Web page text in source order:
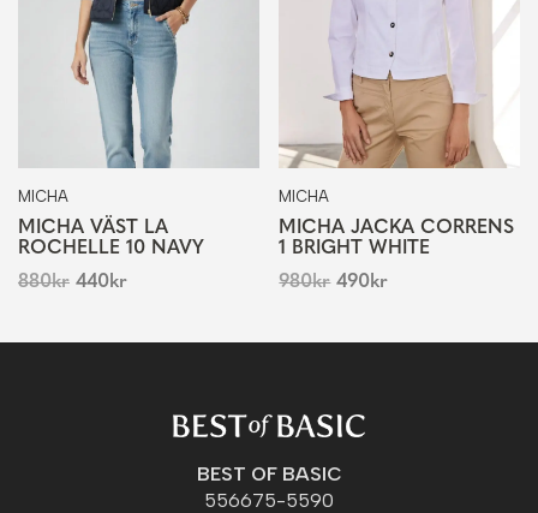
MICHA
MICHA VÄST LA
ROCHELLE 10 NAVY
880kr 440kr
MICHA
MICHA JACKA CORRENS
1 BRIGHT WHITE
980kr 490kr
BEST OF BASIC
556675-5590